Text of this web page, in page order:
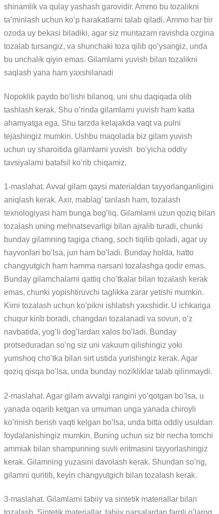
shinamlik va qulay yashash garovidir. Ammo bu tozalikni
ta’minlash uchun ko’p harakatlarni talab qiladi. Ammo har bir
ozoda uy bekasi biladiki, agar siz muntazam ravishda ozgina
tozalab tursangiz, va shunchaki toza qilib qo’ysangiz, unda
bu unchalik qiyin emas. Gilamlarni yuvish bilan tozalikni
saqlash yana ham yaxshilanadi
Nopoklik paydo bo’lishi bilanoq, uni shu daqiqada olib
tashlash kerak. Shu o’rinda gilamlarni yuvish ham katta
ahamyatga ega. Shu tarzda kelajakda vaqt va pulni
tejashingiz mumkin. Ushbu maqolada biz gilam yuvish
uchun uy sharoitida gilamlarni yuvish bo’yicha oddiy
tavsiyalarni batafsil ko’rib chiqamiz.
1-maslahat. Avval gilam qaysi materialdan tayyorlanganligini
aniqlash kerak. Axir, mablag’ tanlash ham, tozalash
texnologiyasi ham bunga bog’liq. Gilamlarni uzun qoziq bilan
tozalash uning mehnatsevarligi bilan ajralib turadi, chunki
bunday gilamning tagiga chang, soch tiqilib qoladi, agar uy
hayvonlari bo’lsa, jun ham bo’ladi. Bunday holda, hatto
changyutgich ham hamma narsani tozalashga qodir emas.
Bunday gilamchalarni qattiq cho’tkalar bilan tozalash kerak
emas, chunki yopishtiruvchi taglikka zarar yetishi mumkin.
Kirni tozalash uchun ko’pikni ishlatish yaxshidir. U ichkariga
chuqur kirib boradi, changdan tozalanadi va sovun, o’z
navbatida, yog’li dog’lardan xalos bo’ladi. Bunday
protseduradan so’ng siz uni vakuum qilishingiz yoki
yumshoq cho’tka bilan sirt ustida yurishingiz kerak. Agar
qoziq qisqa bo’lsa, unda bunday nozikliklar talab qilinmaydi.
2-maslahat. Agar gilam avvalgi rangini yo’qotgan bo’lsa, u
yanada oqarib ketgan va umuman unga yanada chiroyli
ko’rinish berish vaqti kelgan bo’lsa, unda bitta oddiy usuldan
foydalanishingiz mumkin. Buning uchun siz bir necha tomchi
ammiak bilan shampunning suvli eritmasini tayyorlashingiz
kerak. Gilamning yuzasini davolash kerak. Shundan so’ng,
gilamni quritib, keyin changyutgich bilan tozalash kerak.
3-maslahat. Gilamlarni tabiiy va sintetik materiallar bilan